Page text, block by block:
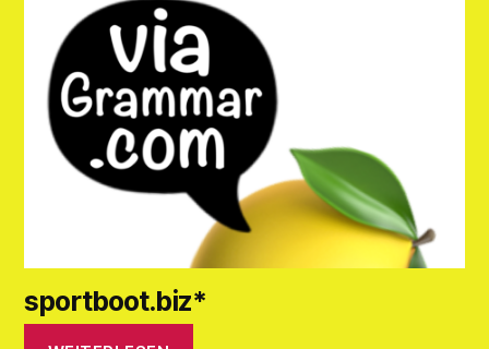
sportboot.biz*